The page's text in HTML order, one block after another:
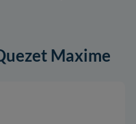
Maxime